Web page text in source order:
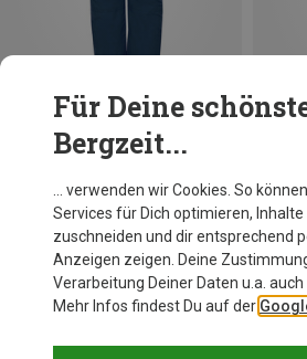
Für Deine
Bergzeit...
… verwenden wir Cookies. So
Services für Dich optimieren, Inhalte
zuschneiden und dir entsprechend
Anzeigen zeigen. Deine
Verarbeitung Deiner Daten u.a. auch
Mehr Infos findest Du auf der